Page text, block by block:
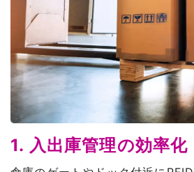
1. 入出庫管理の効率化